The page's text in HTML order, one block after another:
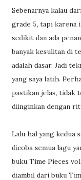
Sebenarnya kalau
grade 5, tapi karena
sedikit dan ada
banyak kesulitan di
adalah dasar. Jadi
yang saya latih.
pastikan jelas, tidak
diinginkan dengan
Lalu hal yang kedua
dicoba semua lagu
buku Time Pieces
diambil dari buku